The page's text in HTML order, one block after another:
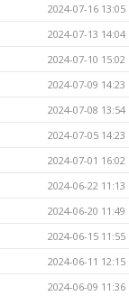
2024-07-16 13:05
2024-07-13 14:04
2024-07-10 15:02
2024-07-09 14:23
2024-07-08 13:54
2024-07-05 14:23
2024-07-01 16:02
2024-06-22 11:13
2024-06-20 11:49
2024-06-15 11:55
2024-06-11 12:15
2024-06-09 11:36